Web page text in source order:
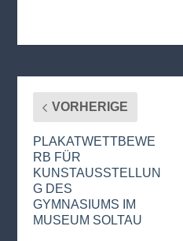
VORHERIGE
PLAKATWETTBEWE
RB FÜR
KUNSTAUSSTELLUN
G DES
GYMNASIUMS IM
MUSEUM SOLTAU